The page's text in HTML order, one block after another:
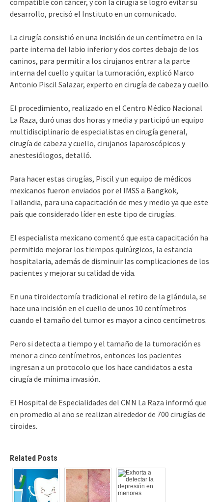
desarrollo, precisó el Instituto en un comunicado.
La cirugía consistió en una incisión de un centímetro en la
parte interna del labio inferior y dos cortes debajo de los
caninos, para permitir a los cirujanos entrar a la parte
interna del cuello y quitar la tumoración, explicó Marco
Antonio Piscil Salazar, experto en cirugía de cabeza y cuello.
El procedimiento, realizado en el Centro Médico Nacional
La Raza, duró unas dos horas y media y participó un equipo
multidisciplinario de especialistas en cirugía general,
cirugía de cabeza y cuello, cirujanos laparoscópicos y
anestesiólogos, detalló.
Para hacer estas cirugías, Piscil y un equipo de médicos
mexicanos fueron enviados por el IMSS a Bangkok,
Tailandia, para una capacitación de mes y medio ya que este
país que considerado líder en este tipo de cirugías.
El especialista mexicano comentó que esta capacitación ha
permitido mejorar los tiempos quirúrgicos, la estancia
hospitalaria, además de disminuir las complicaciones de los
pacientes y mejorar su calidad de vida.
En una tiroidectomía tradicional el retiro de la glándula, se
hace una incisión en el cuello de unos 10 centímetros
cuando el tamaño del tumor es mayor a cinco centímetros.
Pero si detecta a tiempo y el tamaño de la tumoración es
menor a cinco centímetros, entonces los pacientes
ingresan a un protocolo que los hace candidatos a esta
cirugía de mínima invasión.
El Hospital de Especialidades del CMN La Raza informó que
en promedio al año se realizan alrededor de 700 cirugías de
tiroides.
Related Posts